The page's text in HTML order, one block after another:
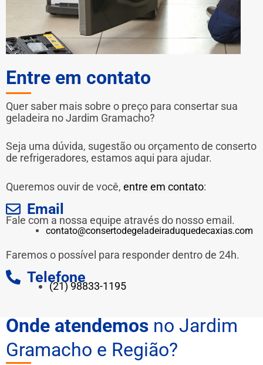
Entre em contato
Quer saber mais sobre o preço para consertar sua
geladeira no Jardim Gramacho?
Seja uma dúvida, sugestão ou orçamento de conserto
de refrigeradores, estamos aqui para ajudar.
Queremos ouvir de você, entre em contato:
Email
Fale com a nossa equipe através do nosso email.
contato@consertodegeladeiraduquedecaxias.com
Faremos o possível para responder dentro de 24h.
Telefone
(21) 98833-1195
Onde atendemos no Jardim
Gramacho e Região?